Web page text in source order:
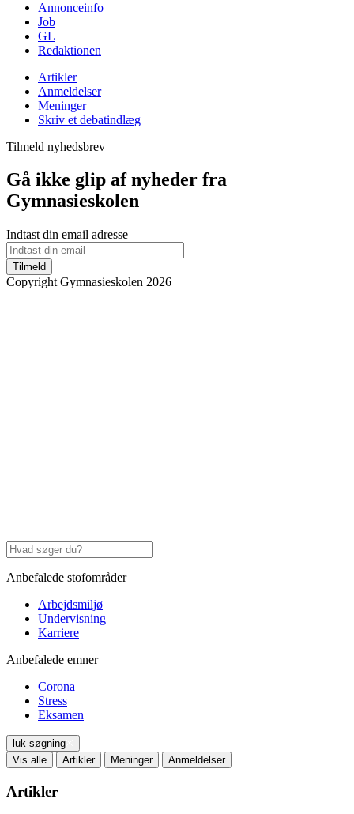
Annonceinfo
Job
GL
Redaktionen
Artikler
Anmeldelser
Meninger
Skriv et debatindlæg
Tilmeld nyhedsbrev
Gå ikke glip af nyheder fra
Gymnasieskolen
Indtast din email adresse
Tilmeld
Copyright Gymnasieskolen 2026
Anbefalede stofområder
Arbejdsmiljø
Undervisning
Karriere
Anbefalede emner
Corona
Stress
Eksamen
luk søgning
Vis alle
Artikler Meninger Anmeldelser
Artikler